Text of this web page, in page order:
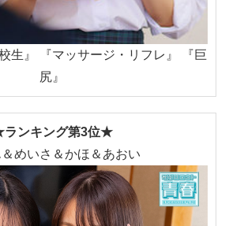
生』 『マッサージ・リフレ』 『巨
尻』
ンキング第3位★
めいさ＆かほ＆あおい